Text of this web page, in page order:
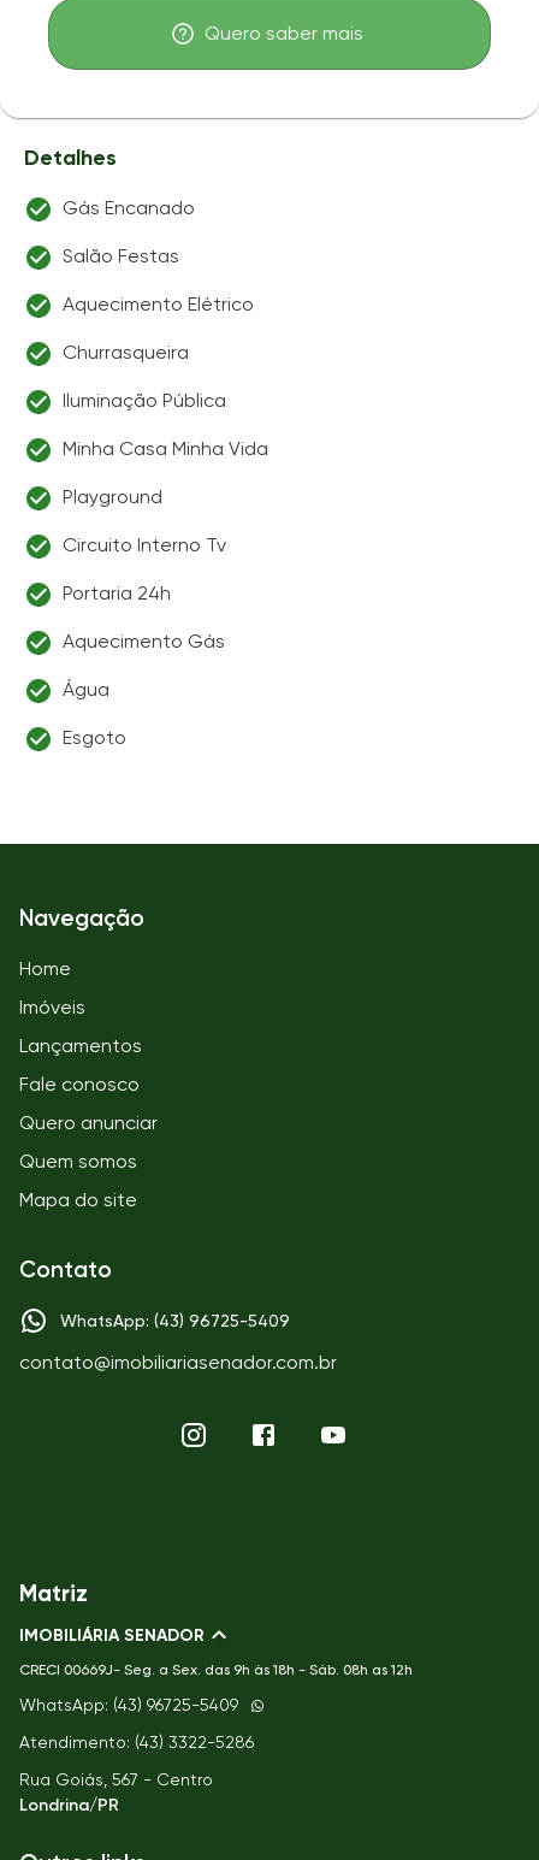
Quero saber mais
Detalhes
Gás Encanado
Salão Festas
Aquecimento Elétrico
Churrasqueira
Iluminação Pública
Minha Casa Minha Vida
Playground
Circuito Interno Tv
Portaria 24h
Aquecimento Gás
Água
Esgoto
Navegação
Home
Imóveis
Lançamentos
Fale conosco
Quero anunciar
Quem somos
Mapa do site
Contato
WhatsApp: (43) 96725-5409
contato@imobiliariasenador.com.br
Matriz
IMOBILIÁRIA SENADOR
CRECI 00669J- Seg. a Sex. das 9h às 18h - Sáb. 08h as 12h
WhatsApp: (43) 96725-5409
Atendimento: (43) 3322-5286
Rua Goiás, 567 - Centro
Londrina/PR